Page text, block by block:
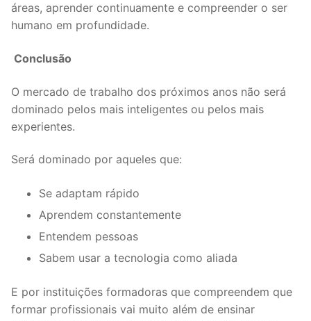
áreas, aprender continuamente e compreender o ser
humano em profundidade.
Conclusão
O mercado de trabalho dos próximos anos não será
dominado pelos mais inteligentes ou pelos mais
experientes.
Será dominado por aqueles que:
Se adaptam rápido
Aprendem constantemente
Entendem pessoas
Sabem usar a tecnologia como aliada
E por instituições formadoras que compreendem que
formar profissionais vai muito além de ensinar